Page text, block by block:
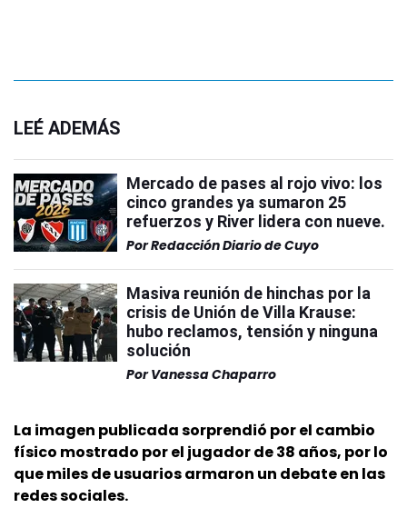
LEÉ ADEMÁS
Mercado de pases al rojo vivo: los
cinco grandes ya sumaron 25
refuerzos y River lidera con nueve.
PorRedacción Diario de Cuyo
Masiva reunión de hinchas por la
crisis de Unión de Villa Krause:
hubo reclamos, tensión y ninguna
solución
Por Vanessa Chaparro
La imagen publicada sorprendió por el cambio
físico mostrado por el jugador de 38 años, por lo
que miles de usuarios armaron un debate en las
redes sociales.